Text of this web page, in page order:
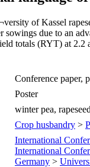
of Kassel
due to an
totals (RYT) at 2.2
Conference paper,
Poster
winter pea,
Crop husbandry >
International
International
Germany >